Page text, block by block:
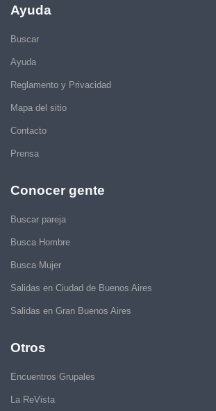
Ayuda
Buscar
Ayuda
Reglamento y Privacidad
Mapa del sitio
Contacto
Prensa
Conocer gente
Buscar pareja
Busca Hombre
Busca Mujer
Salidas en Ciudad de Buenos Aires
Salidas en Gran Buenos Aires
Otros
Encuentros Grupales
La ReVista